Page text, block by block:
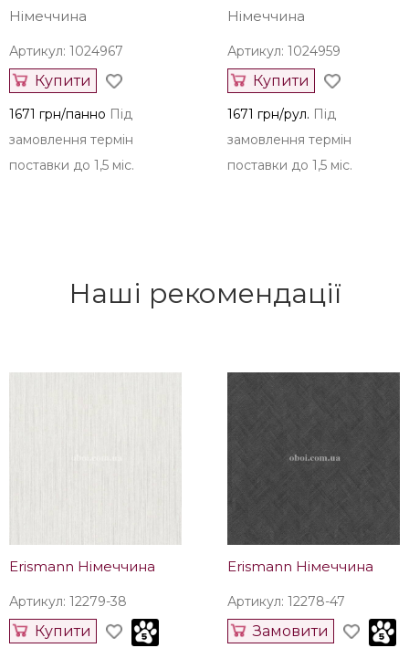
Німеччина
Артикул: 1024967
Купити
1671 грн/панно Під
замовлення термін
поставки до 1,5 міс.
Німеччина
Артикул: 1024959
Купити
1671 грн/рул. Під
замовлення термін
поставки до 1,5 міс.
Наші рекомендації
Erismann Німеччина
Артикул: 12279-38
Купити
Erismann Німеччина
Артикул: 12278-47
Замовити